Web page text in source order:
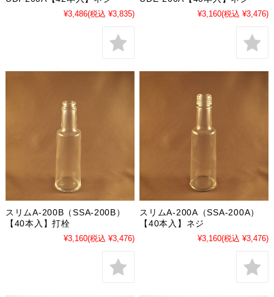
¥3,486(税込 ¥3,835) ¥3,160(税込 ¥3,476)
スリムA-200B（SSA-200B）
【40本入】打栓
¥3,160(税込 ¥3,476)
スリムA-200A（SSA-200A）
【40本入】ネジ
¥3,160(税込 ¥3,476)